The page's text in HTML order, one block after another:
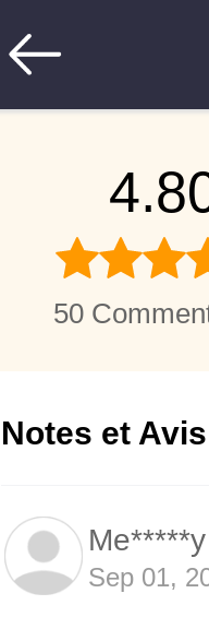
50
Notes et Avis
Me*****y
Sep 01,